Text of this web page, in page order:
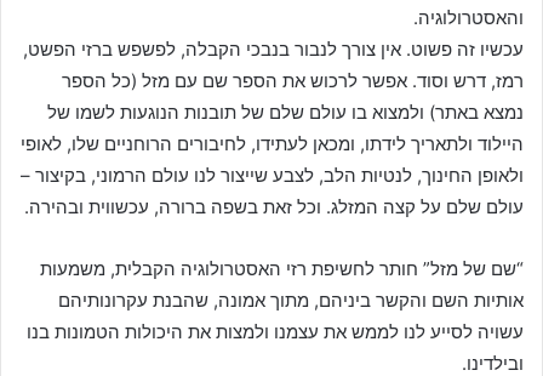
והאסטרולוגיה.
עכשיו זה פשוט. אין צורך לנבור בנבכי הקבלה, לפשפש ברזי הפשט,
רמז, דרש וסוד. אפשר לרכוש את הספר שם עם מזל (כל הספר
נמצא באתר) ולמצוא בו עולם שלם של תובנות הנוגעות לשמו של
היילוד ולתאריך לידתו, ומכאן לעתידו, לחיבורים הרוחניים שלו, לאופי
ולאופן החינוך, לנטיות הלב, לצבע שייצור לנו עולם הרמוני, בקיצור –
עולם שלם על קצה המזלג. וכל זאת בשפה ברורה, עכשווית ובהירה.
“שם של מזל” חותר לחשיפת רזי האסטרולוגיה הקבלית, משמעות
אותיות השם והקשר ביניהם, מתוך אמונה, שהבנת עקרונותיהם
עשויה לסייע לנו לממש את עצמנו ולמצות את היכולות הטמונות בנו
ובילדינו.